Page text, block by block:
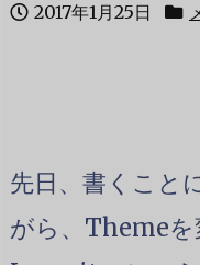
2017年1月25日
先日、書くこと
がら、Themeを